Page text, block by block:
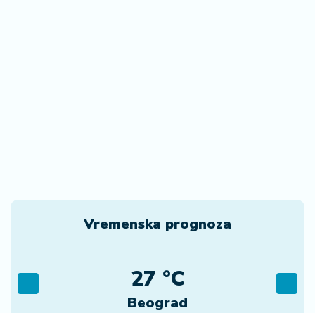
Vremenska prognoza
Beograd
27 °C